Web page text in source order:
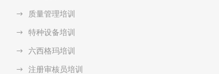
质量管理培训
特种设备培训
六西格玛培训
注册审核员培训